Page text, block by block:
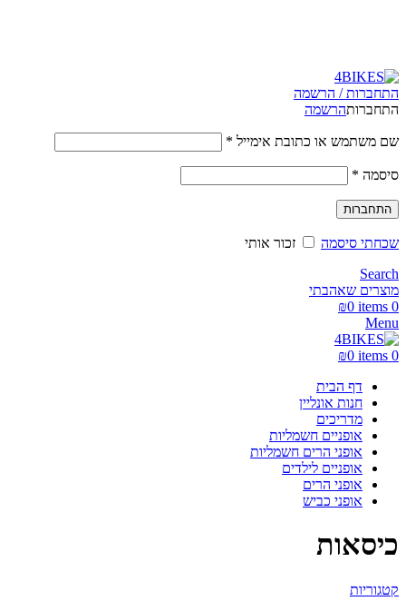
התחברות / הרשמה
התחברותהרשמה
שם משתמש או כתובת אימייל *
סיסמה *
התחברות
שכחתי סיסמה
זכור אותי
Search
מוצרים שאהבתי
0
items
₪0
Menu
0
items
₪0
דף הבית
חנות אונליין
מדריכים
אופניים חשמליות
אופני הרים חשמליות
אופניים לילדים
אופני הרים
אופני כביש
כיסאות
קטגוריות